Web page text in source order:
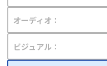
オーディオ：
ビジュアル：